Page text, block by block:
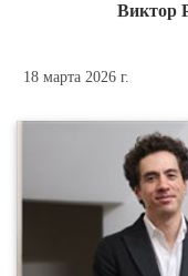
Виктор
18 марта 2026 г.